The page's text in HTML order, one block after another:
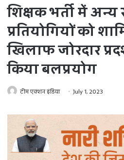
शिक्षक भर्ती में अन्य
प्रतियोगियों को
खिलाफ जोरदार
किया बलप्रयोग
टीम एक्शन इंडिया July 1, 2023